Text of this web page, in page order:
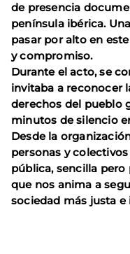
de presencia
península ibérica.
pasar por alto en
y compromiso.
Durante el acto, se
invitaba a reconocer
derechos del pueblo
minutos de silencio
Desde la
personas y
pública, sencilla
que nos anima a
sociedad más justa e